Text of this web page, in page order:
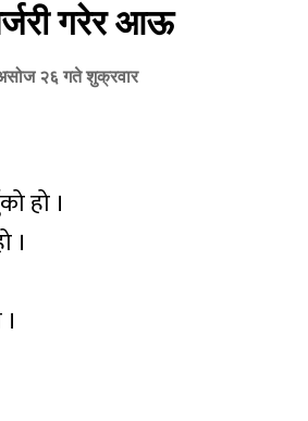
गरेर आऊ
२६ गते शुक्रवार
हो ।
।